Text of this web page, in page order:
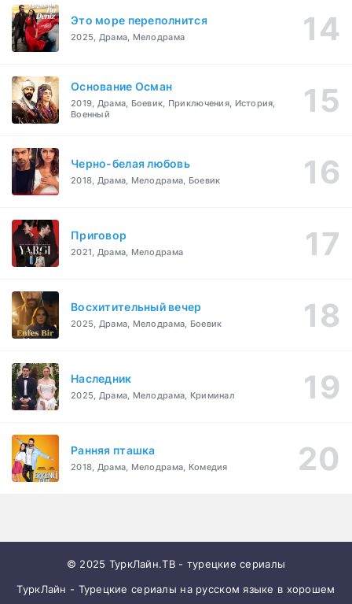
Это море переполнится
2025, Драма, Мелодрама
Основание Осман
2019, Драма, Боевик, Приключения, История,
Военный
Черно-белая любовь
2018, Драма, Мелодрама, Боевик
Приговор
2021, Драма, Мелодрама
Восхитительный вечер
2025, Драма, Мелодрама, Боевик
Наследник
2025, Драма, Мелодрама, Криминал
Ранняя пташка
2018, Драма, Мелодрама, Комедия
© 2025 ТуркЛайн.ТВ - турецкие сериалы
ТуркЛайн - Турецкие сериалы на русском языке в хорошем